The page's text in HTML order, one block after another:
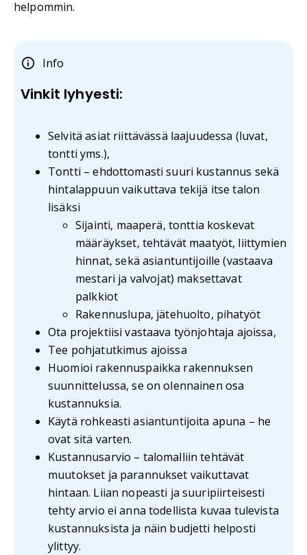
helpommin.
Info
Vinkit lyhyesti:
Selvitä asiat riittävässä laajuudessa (luvat,
tontti yms.),
Tontti – ehdottomasti suuri kustannus sekä
hintalappuun vaikuttava tekijä itse talon
lisäksi
Sijainti, maaperä, tonttia koskevat
määräykset, tehtävät maatyöt, liittymien
hinnat, sekä asiantuntijoille (vastaava
mestari ja valvojat) maksettavat
palkkiot
Rakennuslupa, jätehuolto, pihatyöt
Ota projektiisi vastaava työnjohtaja ajoissa,
Tee pohjatutkimus ajoissa
Huomioi rakennuspaikka rakennuksen
suunnittelussa, se on olennainen osa
kustannuksia.
Käytä rohkeasti asiantuntijoita apuna – he
ovat sitä varten.
Kustannusarvio – talomalliin tehtävät
muutokset ja parannukset vaikuttavat
hintaan. Liian nopeasti ja suuripiirteisesti
tehty arvio ei anna todellista kuvaa tulevista
kustannuksista ja näin budjetti helposti
ylittyy.